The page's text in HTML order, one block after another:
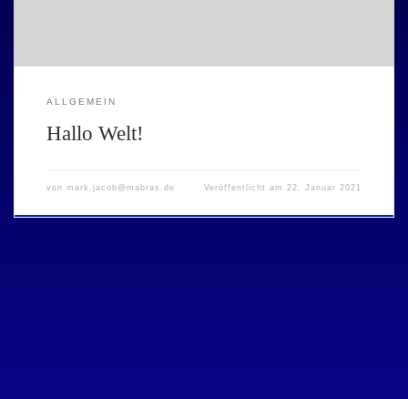
ALLGEMEIN
Hallo Welt!
von mark.jacob@mabras.de Veröffentlicht am22. Januar 2021